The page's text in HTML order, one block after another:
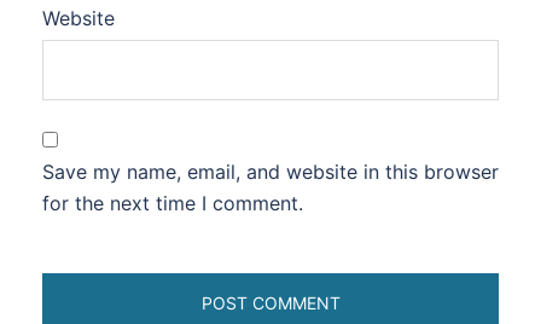
Website
Save my name, email, and website in this browser
for the next time I comment.